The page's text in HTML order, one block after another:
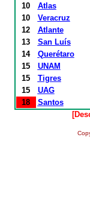
10
Atlas
10
Veracruz
12
Atlante
13
San Luís
14
Querétaro
15
UNAM
15
Tigres
15
UAG
18
Santos